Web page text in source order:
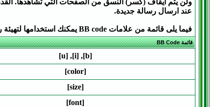
عند ارسال رسالة جديدة.
فيما يلى قائمة من علامات BB code يمكنك استخدامها لتهيئة رسائلك.
قائمة BB Code
[b]
,
[i]
,
[u]
[color]
[size]
[font]